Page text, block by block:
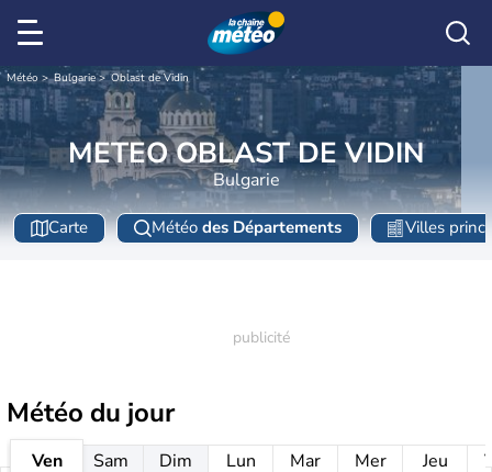
Météo Bulgarie Oblast de Vidin
METEO OBLAST DE VIDIN
Bulgarie
Carte Météo des Départements Villes
Météo du jour
Ven
Sam
Dim
Lun
Mar
Mer
Jeu